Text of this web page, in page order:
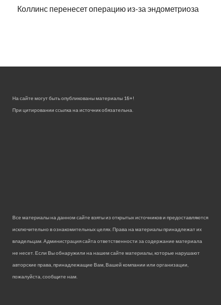
Коллинс перенесет операцию из-за эндометриоза
На сайте могут быть опубликованы материалы 18+!
При цитировании ссылка на источник обязательна.
Все материалы на данном сайте взяты из открытых источников и предоставляются
исключительно в ознакомительных целях. Права на материалы принадлежат их
владельцам. Администрация сайта ответственности за содержание материала
не несет. Если Вы обнаружили на нашем сайте материалы, которые нарушают
авторские права, принадлежащие Вам, Вашей компании или организации,
пожалуйста, сообщите нам.